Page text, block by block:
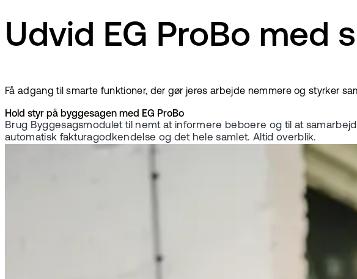
Udvid EG ProBo med
Få adgang til smarte funktioner, der gør jeres arbejde nemmere og styrker
Hold styr på byggesagen med EG ProBo
Brug Byggesagsmodulet til nemt at informere beboere og til at
automatisk fakturagodkendelse og det hele samlet. Altid overblik.